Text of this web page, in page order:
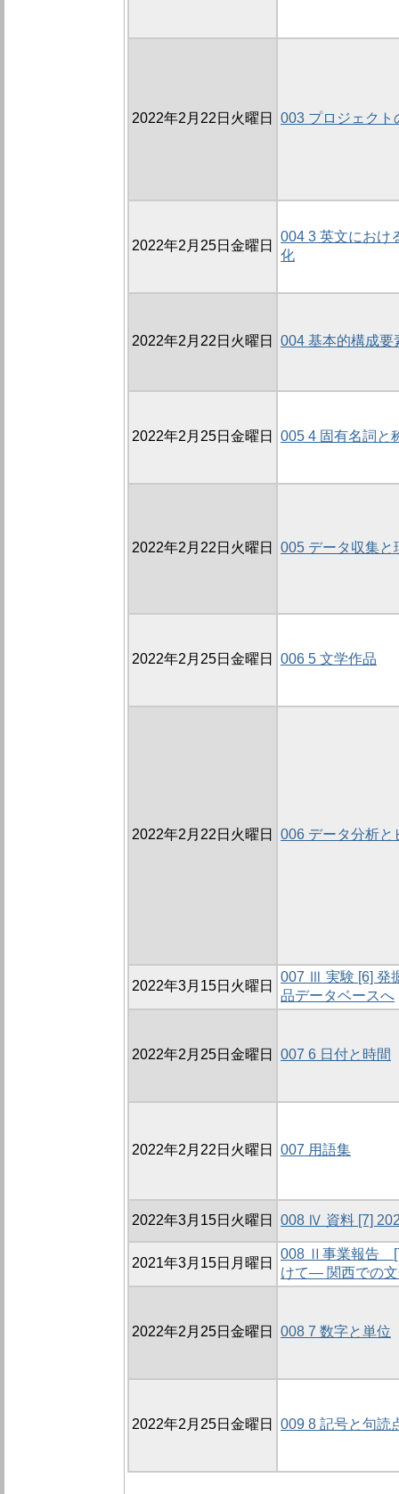
2022年2月22日火曜日 003 プロジェクト
2022年2月25日金曜日
004 3 英文におけ
化
2022年2月22日火曜日 004 基本的構成要
2022年2月25日金曜日 005 4 固有名詞と
2022年2月22日火曜日 005 データ収集と
2022年2月25日金曜日 006 5 文学作品
2022年2月22日火曜日 006 データ分析と
2022年3月15日火曜日
007 Ⅲ 実験 [6] 発
品データベースへ
2022年2月25日金曜日 007 6 日付と時間
2022年2月22日火曜日 007 用語集
2022年3月15日火曜日 008 Ⅳ 資料 [7]
2021年3月15日月曜日
008 Ⅱ事業報告
けて― 関西での
2022年2月25日金曜日 008 7 数字と単位
2022年2月25日金曜日 009 8 記号と句読